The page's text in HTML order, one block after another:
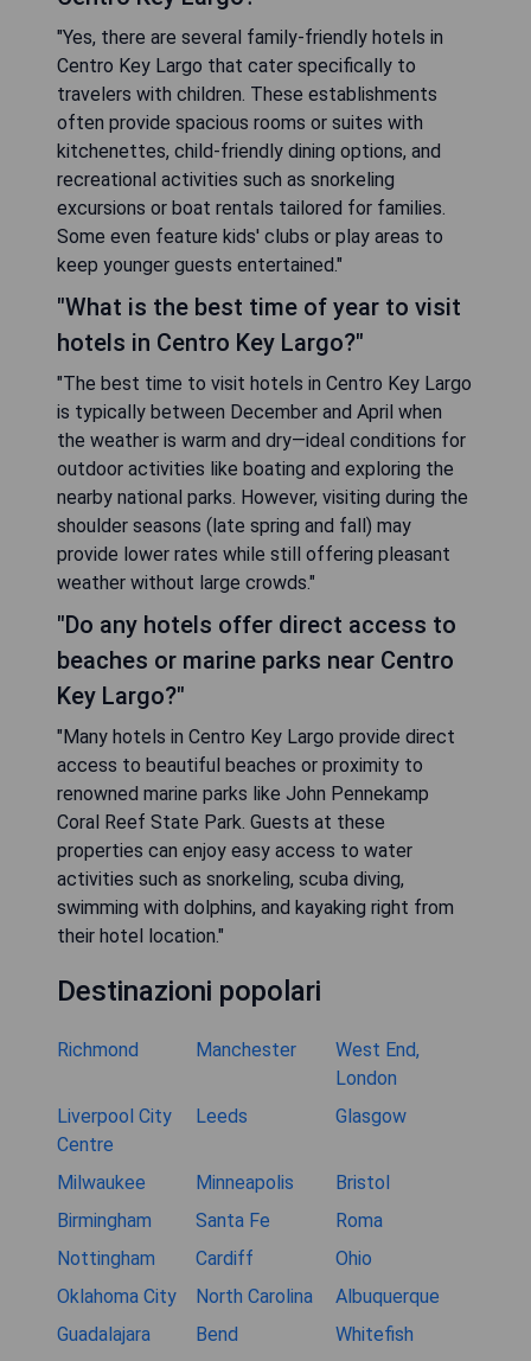
"Yes, there are several family-friendly hotels in
Centro Key Largo that cater specifically to
travelers with children. These establishments
often provide spacious rooms or suites with
kitchenettes, child-friendly dining options, and
recreational activities such as snorkeling
excursions or boat rentals tailored for families.
Some even feature kids' clubs or play areas to
keep younger guests entertained."
"What is the best time of year to visit
hotels in Centro Key Largo?"
"The best time to visit hotels in Centro Key Largo
is typically between December and April when
the weather is warm and dry—ideal conditions for
outdoor activities like boating and exploring the
nearby national parks. However, visiting during the
shoulder seasons (late spring and fall) may
provide lower rates while still offering pleasant
weather without large crowds."
"Do any hotels offer direct access to
beaches or marine parks near Centro
Key Largo?"
"Many hotels in Centro Key Largo provide direct
access to beautiful beaches or proximity to
renowned marine parks like John Pennekamp
Coral Reef State Park. Guests at these
properties can enjoy easy access to water
activities such as snorkeling, scuba diving,
swimming with dolphins, and kayaking right from
their hotel location."
Destinazioni popolari
Richmond Manchester
West End,
London
Liverpool City
Centre
Leeds Glasgow
Milwaukee Minneapolis
Bristol
Birmingham
Santa Fe
Roma
Nottingham
Cardiff
Ohio
Oklahoma City
North Carolina
Albuquerque
Guadalajara
Bend Whitefish